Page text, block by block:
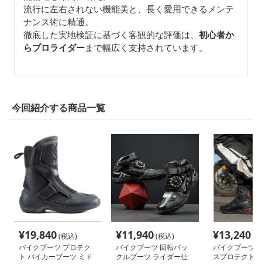
流行に左右されない機能美と、長く愛用できるメンテ
ナンス術に精通。
徹底した実地検証に基づく客観的な評価は、 初心者か
らプロライダーまで幅広く支持されています。
今回紹介する商品一覧
¥19,840(税込)
バイクブーツ プロテク
ト バイカーブーツ ミド
¥11,940(税込)
バイクブーツ 回転バッ
クルブーツ ライダー仕
¥13,240
バイクブーツ
スプロテクト